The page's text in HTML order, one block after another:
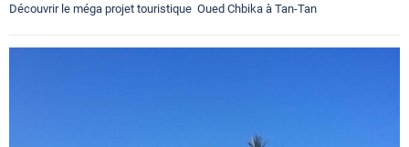
Découvrir le méga projet touristique Oued Chbika à Tan-Tan